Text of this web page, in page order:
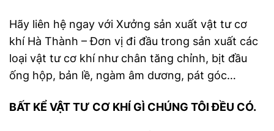
Hãy liên hệ ngay với Xưởng sản xuất vật tư cơ
khí Hà Thành – Đơn vị đi đầu trong sản xuất các
loại vật tư cơ khí như chân tăng chỉnh, bịt đầu
ống hộp, bản lề, ngàm âm dương, pát góc…
BẤT KỂ VẬT TƯ CƠ KHÍ GÌ CHÚNG TÔI ĐỀU CÓ.